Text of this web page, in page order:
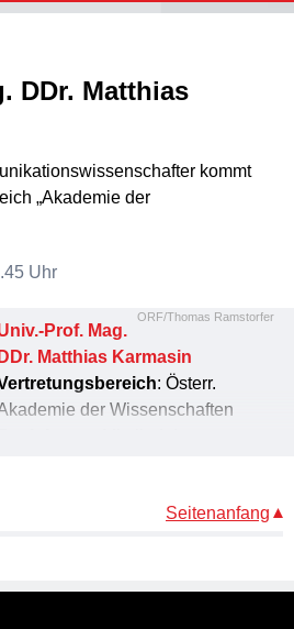
DDr. Matthias
kommt
„Akademie der
Uhr
ORF/Thomas Ramstorfer
Prof. Mag.
DDr. Matthias Karmasin
: Österr.
der Wissenschaften
Medienpolitik, Finanzen undSeitenanfang